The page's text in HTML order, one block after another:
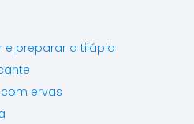
e preparar a tilápia
ervas